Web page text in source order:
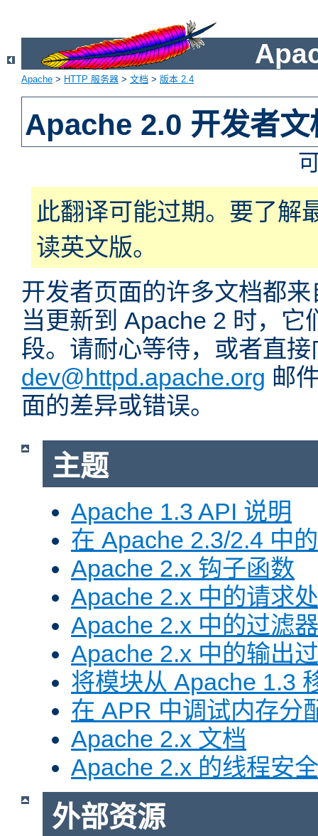
Apache > HTTP 服务器 > 文档 > 版本 2.4
Apache 2.0 开发者文
此翻译可能过期。要了解
读英文版。
开发者页面的许多文档都
当更新到 Apache 2 时，它
段。请耐心等待，或者直接
dev@httpd.apache.org 邮
面的差异或错误。
主题
Apache 1.3 API 说明
在 Apache 2.3/2.4 中
Apache 2.x 钩子函数
Apache 2.x 中的请求
Apache 2.x 中的过滤器
Apache 2.x 中的输出
将模块从 Apache 1.3
在 APR 中调试内存分
Apache 2.x 文档
Apache 2.x 的线程安
外部资源